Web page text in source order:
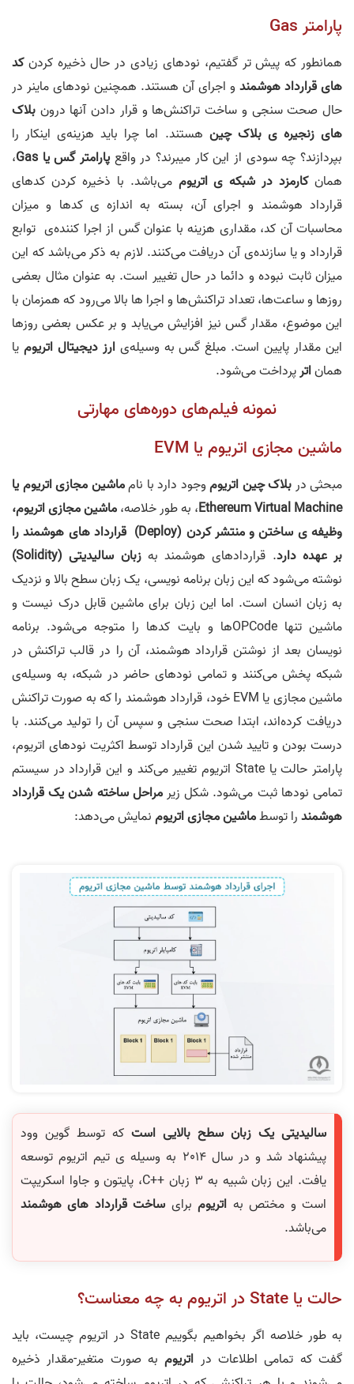
پارامتر Gas
همانطور که پیش تر گفتیم، نودهای زیادی در حال ذخیره کردنکد
های قرارداد هوشمند و اجرای آن هستند. همچنین نودهای ماینر در
حال صحت سنجی و ساخت تراکنش‌ها و قرار دادن آنها درون بلاک
های زنجیره ی بلاک چین هستند. اما چرا باید هزینه‌ی اینکار را
بپردازند؟ چه سودی از این کار میبرند؟ در واقع پارامتر گس یا Gas
،
همانکارمزد در شبکه ی اتریوم می‌باشد. با ذخیره کردن کد‌های
قرارداد هوشمند و اجرای آن، بسته به اندازه ی کدها و میزان
محاسبات آن کد، مقداری هزینه با عنوان گس از اجرا کننده‌ی توابع
قرارداد و یا سازنده‌ی آن دریافت می‌کنند. لازم به ذکر می‌باشد که این
میزان ثابت نبوده و دائما در حال تغییر است. به عنوان مثال بعضی
روزها و ساعت‌ها، تعداد تراکنش‌ها و اجرا ها بالا می‌رود که همزمان با
این موضوع، مقدار گس نیز افزایش می‌یابد و بر عکس بعضی روزها
این مقدار پایین است. مبلغ گس به وسیله‌یارز دیجیتال اتریوم یا
هماناترپرداخت می‌شود.
نمونه فیلم‌های دوره‌های مهارتی
ماشین مجازی اتریوم یا EVM
مبحثی دربلاک چین اتریوموجود دارد با نامماشین مجازی اتریوم یا
Ethereum Virtual Machine، به طور خلاصه،ماشین مجازی اتریوم،
وظیفه ‌ی ساختن و منتشر کردن (Deploy) قرارداد های هوشمند را
بر عهده دارد. قرارداد‌های هوشمند به زبان سالیدیتی (Solidity)
نوشته می‌شود که این زبان برنامه نویسی، یک زبان سطح بالا و نزدیک
به زبان انسان است. اما این زبان برای ماشین قابل درک نیست و
ماشین تنها OPCode‌ها و بایت کد‌ها را متوجه می‌شود. برنامه
نویسان بعد از نوشتن قرارداد هوشمند، آن را در قالب تراکنش در
شبکه پخش می‌کنند و تمامی نود‌های حاضر در شبکه، به وسیله‌ی
ماشین مجازی یا EVM خود، قرارداد هوشمند را که به صورت تراکنش
دریافت کرده‌اند، ابتدا صحت سنجی و سپس آن را تولید می‌کنند. با
درست بودن و تایید شدن این قرارداد توسط اکثریت نود‌های اتریوم،
پارامتر حالت یا State اتریوم تغییر می‌کند و این قرارداد در سیستم
تمامی نود‌ها ثبت می‌شود. شکل زیرمراحل ساخته شدن یک قرارداد
هوشمندرا توسطماشین مجازی اتریومنمایش می‌دهد:
سالیدیتی یک زبان سطح بالایی است که توسط گوین وود
پیشنهاد شد و در سال 2014 به وسیله ی تیم اتریوم توسعه
یافت. این زبان شبیه به 3 زبان ++C، پایتون و جاوا اسکریپت
است و مختص به اتریومبرای ساخت قرارداد های هوشمند
می‌باشد.
حالت یا State در اتریوم به چه معناست؟
به طور خلاصه اگر بخواهیم بگوییم State در اتریوم چیست، باید
گفت که تمامی اطلاعات در اتریومبه صورت متغیر-مقدار ذخیره